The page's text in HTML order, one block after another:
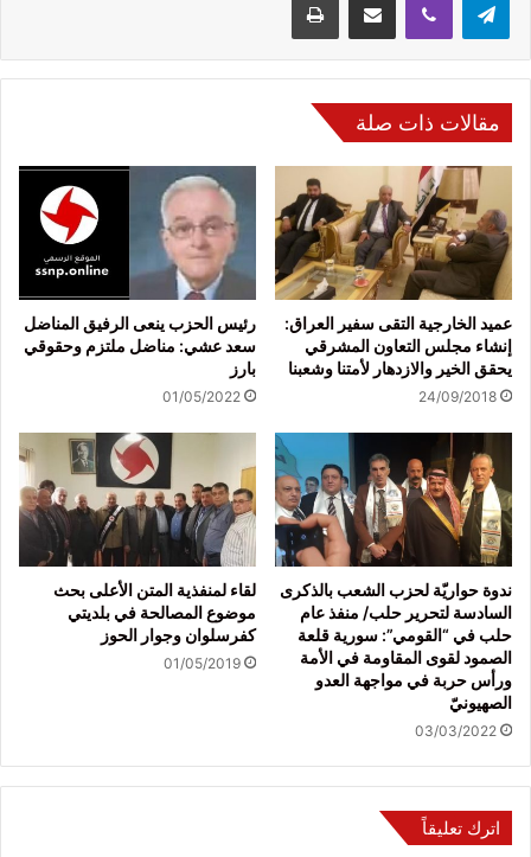
مقالات ذات صلة
عميد الخارجية التقى سفير العراق:
إنشاء مجلس التعاون المشرقي
يحقق الخير والازدهار لأمتنا وشعبنا
24/09/2018
رئيس الحزب ينعى الرفيق المناضل
سعد عشي: مناضل ملتزم وحقوقي
بارز
01/05/2022
ندوة حواريّة لحزب الشعب بالذكرى
السادسة لتحرير حلب/ منفذ عام
حلب في “القومي”: سورية قلعة
الصمود لقوى المقاومة في الأمة
ورأس حربة في مواجهة العدو
الصهيونيّ
03/03/2022
لقاء لمنفذية المتن الأعلى بحث
موضوع المصالحة في بلديتي
كفرسلوان وجوار الحوز
01/05/2019
اترك تعليقاً